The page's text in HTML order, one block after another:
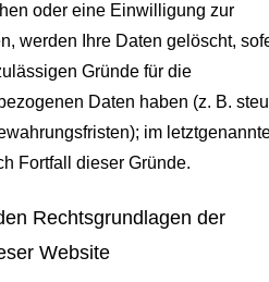
oder eine Einwilligung zur
werden Ihre Daten gelöscht,
Gründe für die
Daten haben (z. B.
im
Fortfall dieser Gründe.
Rechtsgrundlagen der
Website